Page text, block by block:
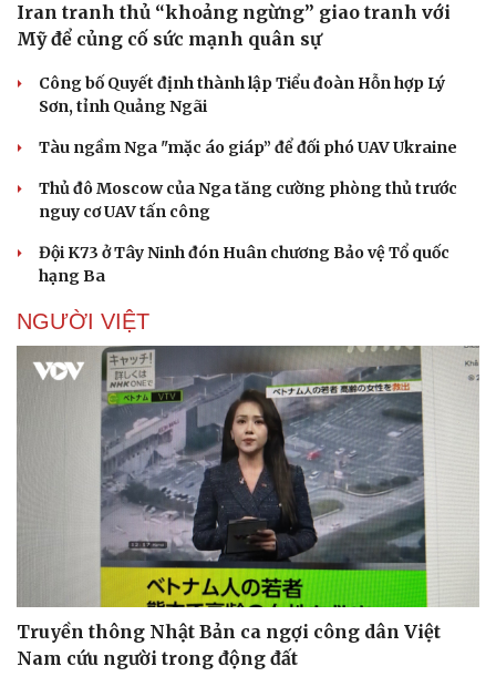
Tư vấn luật
Quân sự - Quốc phòng
Vũ khí
Việt Nam
Phân tích
Iran tranh thủ “khoảng ngừng” giao tranh với
Mỹ để củng cố sức mạnh quân sự
Công bố Quyết định thành lập Tiểu đoàn Hỗn hợp Lý
Sơn, tỉnh Quảng Ngãi
Tàu ngầm Nga "mặc áo giáp” để đối phó UAV Ukraine
Thủ đô Moscow của Nga tăng cường phòng thủ trước
nguy cơ UAV tấn công
Đội K73 ở Tây Ninh đón Huân chương Bảo vệ Tổ quốc
hạng Ba
NGƯỜI VIỆT
Truyền thông Nhật Bản ca ngợi công dân Việt
Nam cứu người trong động đất